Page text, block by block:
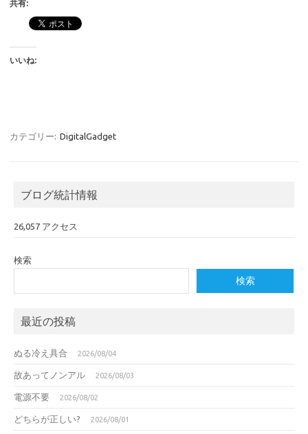
共有:
いいね:
カテゴリー: DigitalGadget
ブログ統計情報
26,057 アクセス
検索
検索
最近の投稿
ぬる冷え具合 2026/08/04
故あってノンアル 2026/08/03
電源不要 2026/08/02
どちらが正しい? 2026/08/01